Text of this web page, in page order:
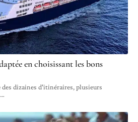
en choisissant les bons
des dizaines d'itinéraires, plusieurs
…